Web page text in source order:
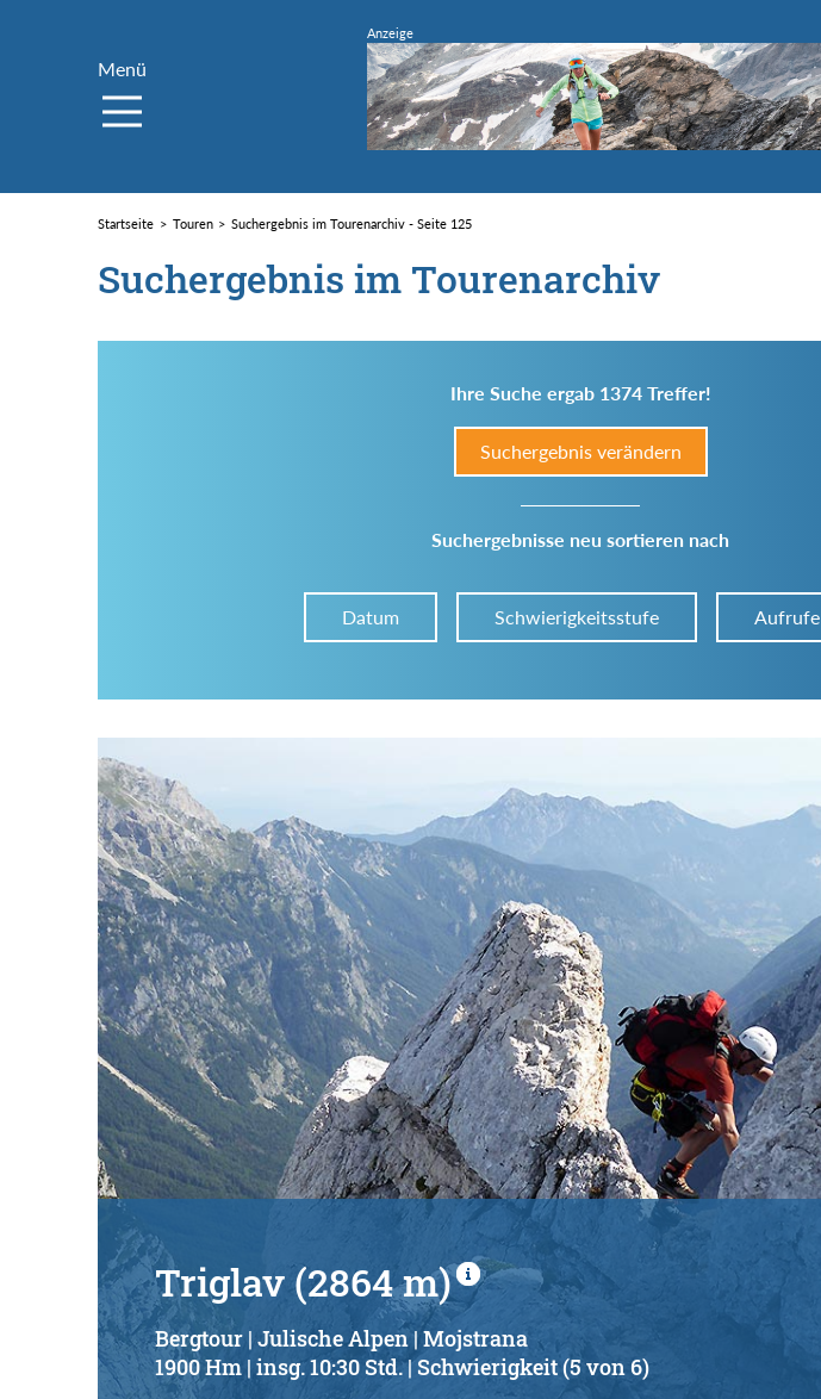
Menü
Startseite Touren Suchergebnis im Tourenarchiv - Seite 125
Suchergebnis im Tourenarchiv
Ihre Suche ergab 1374 Treffer!
Suchergebnis verändern
Suchergebnisse neu sortieren nach
Datum Schwierigkeitsstufe Aufrufe
Im Tourenarchiv suchen
Land:
Region:
Gebirge:
Schwierigkeitsgrad:
von
Kondition (Tourdauer):
von
Suchbegriff:
Triglav (2864 m)
Bergtour | Julische Alpen | Mojstrana
1900 Hm | insg. 10:30 Std. | Schwierigkeit (5 von 6)